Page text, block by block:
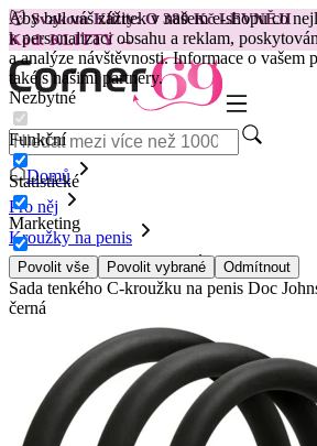
Aby byl váš zážitek v našem e-shopu co
k personalizaci obsahu a reklam,
a analýze návštěvnosti. Informace o vašem
také s našimi partnery.
Nezbytné
Funkční
Statistické
Marketing
Povolit vše Povolit vybrané Odmítnout
😽Svakom Klitty: O 380 Kč LEVNĚJI
Kód: KLITTY →
Domů
Pro něj
Kroužky na penis
Sady penisových kroužků
Sada tenkého C-kroužku na penis Doc
černá